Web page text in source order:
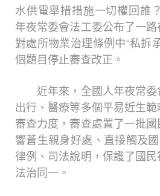
水供電舉措措施一切權回誰
年夜常委會法工委公布了一路
對處所物業治理條例中“私拆
個題目停止審查改正。
近年來，全國人年夜常委
出行、醫療等多個平易近生
審查力度，審查處置了一批
響蒼生親身好處、直接觸及
律例、司法說明，保護了國
法治同一。